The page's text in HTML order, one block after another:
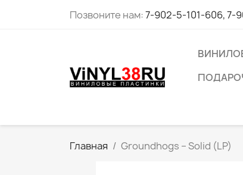
Позвоните нам:7-902-5-101-606, 7-
Главная Groundhogs ‎– Solid (LP)